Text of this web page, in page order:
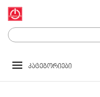
კატეგორიები